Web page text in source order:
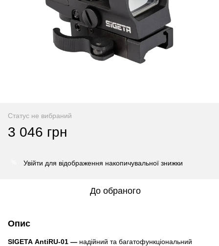
Статус не вибраний
3 046 грн
Увійти для відображення накопичувальної знижки
До обраного
Опис
SIGETA AntiRU-01 — надійний та багатофункціональний